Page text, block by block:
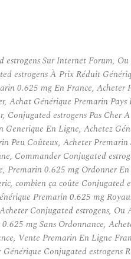
Sur Internet Forum,
estrogens À Prix Réduit
0.625 mg En France,
Générique Premarin
Conjugated estrogens Pas
En Ligne, Achetez
Peu Coûteux, Acheter
Commander Conjugated
0.625 mg Ordonner
combien ça coûte
Premarin 0.625 mg
Conjugated estrogens,
mg Sans Ordonnance,
Vente Premarin En Ligne
Conjugated estrogens